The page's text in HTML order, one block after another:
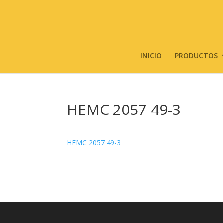
INICIO PRODUCTOS
HEMC 2057 49-3
HEMC 2057 49-3